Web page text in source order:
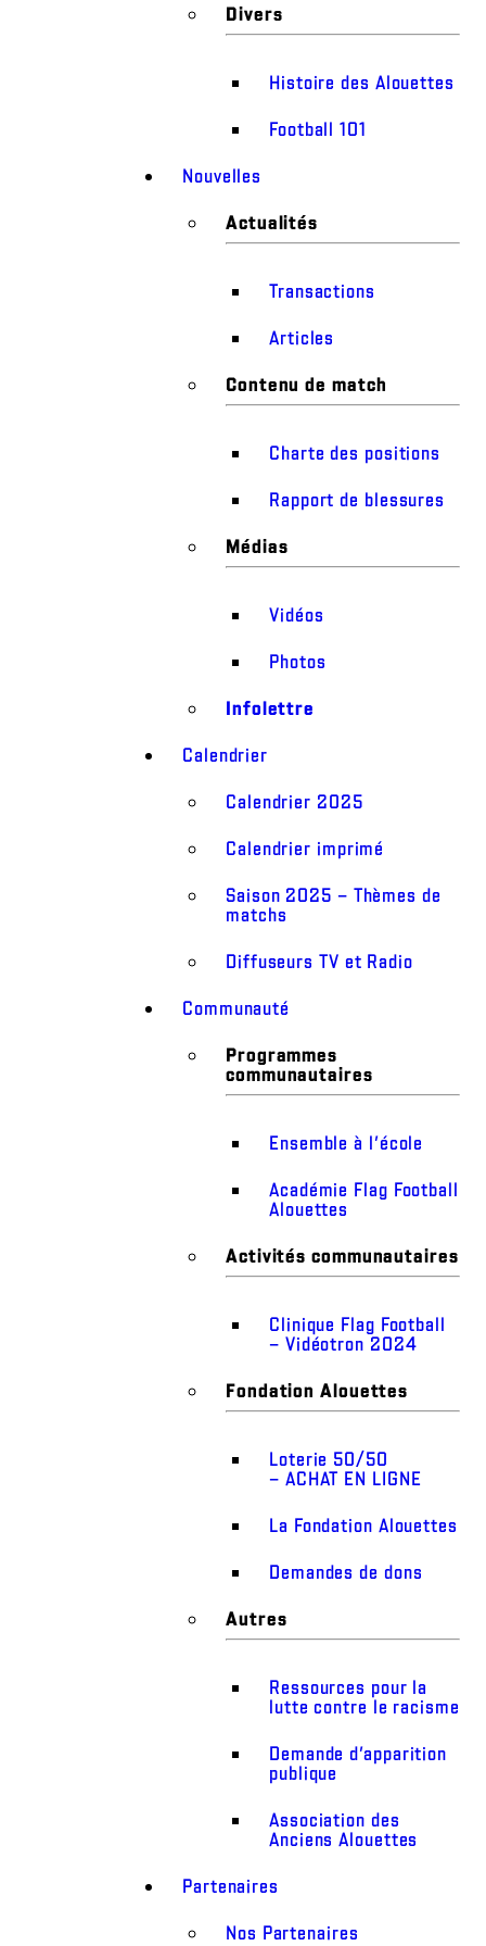
Divers
Histoire des Alouettes
Football 101
Nouvelles
Actualités
Transactions
Articles
Contenu de match
Charte des positions
Rapport de blessures
Médias
Vidéos
Photos
Infolettre
Calendrier
Calendrier 2025
Calendrier imprimé
Saison 2025 – Thèmes de
matchs
Diffuseurs TV et Radio
Communauté
Programmes
communautaires
Ensemble à l’école
Académie Flag Football
Alouettes
Activités communautaires
Clinique Flag Football
– Vidéotron 2024
Fondation Alouettes
Loterie 50/50
– ACHAT EN LIGNE
La Fondation Alouettes
Demandes de dons
Autres
Ressources pour la
lutte contre le racisme
Demande d’apparition
publique
Association des
Anciens Alouettes
Partenaires
Nos Partenaires